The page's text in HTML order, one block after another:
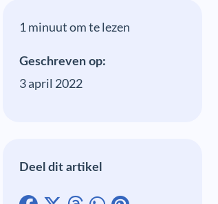
1 minuut om te lezen
Geschreven op:
3 april 2022
Deel dit artikel